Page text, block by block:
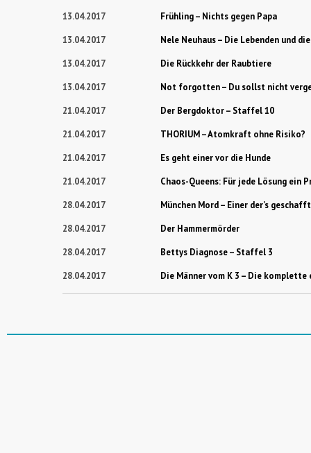
13.04.2017
Frühling – Nichts gegen Papa
13.04.2017
Nele Neuhaus – Die Lebenden und
13.04.2017
Die Rückkehr der Raubtiere
13.04.2017
Not forgotten – Du sollst nicht
21.04.2017
Der Bergdoktor – Staffel 10
21.04.2017
THORIUM – Atomkraft ohne Risiko?
21.04.2017
Es geht einer vor die Hunde
21.04.2017
Chaos-Queens: Für jede Lösung ein
28.04.2017
München Mord – Einer der’s
28.04.2017
Der Hammermörder
28.04.2017
Bettys Diagnose – Staffel 3
28.04.2017
Die Männer vom K 3 – Die